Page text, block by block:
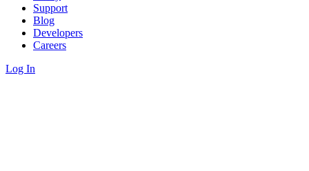
Support
Blog
Developers
Careers
Log In